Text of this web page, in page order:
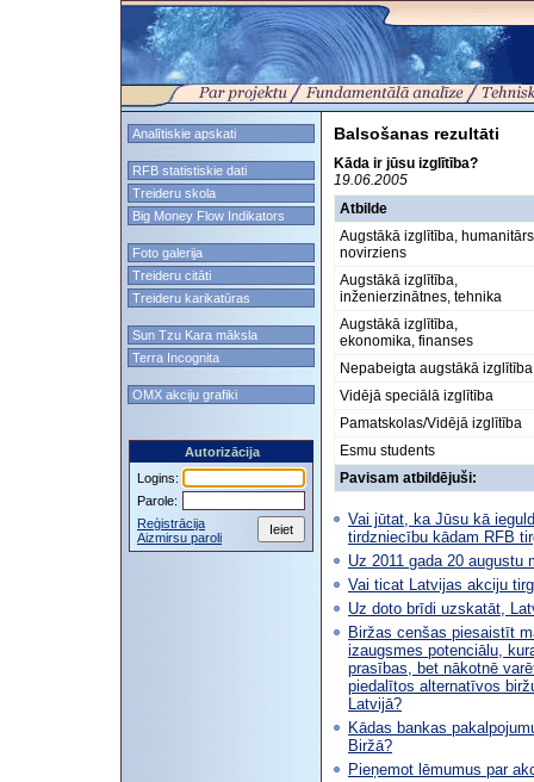
Analītiskie apskati
RFB statistiskie dati
Treideru skola
Big Money Flow Indikators
Foto galerija
Treideru citāti
Treideru karikatūras
Sun Tzu Kara māksla
Terra Incognita
OMX akciju grafiki
Autorizācija
Logins:
Parole:
Reģistrācija
Aizmirsu paroli
Balsošanas rezultāti
Kāda ir jūsu izglītība?
19.06.2005
Atbilde
Augstākā izglītība, humanitārs
novirziens
Augstākā izglītība,
inženierzinātnes, tehnika
Augstākā izglītība,
ekonomika, finanses
Nepabeigta augstākā izglītība
Vidējā speciālā izglītība
Pamatskolas/Vidējā izglītība
Esmu students
Pavisam atbildējuši:
Vai jūtat, ka Jūsu kā
tirdzniecību kādam RFB
Uz 2011 gada 20 augustu
Vai ticat Latvijas akciju
Uz doto brīdi uzskatāt,
Biržas cenšas piesaistīt
izaugsmes potenciālu,
prasības, bet nākotnē
piedalītos alternatīvos
Latvijā?
Kādas bankas
Biržā?
Pieņemot lēmumus par